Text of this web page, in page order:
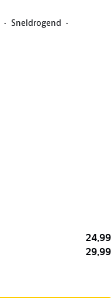
Sneldrogend
24,99
29,99